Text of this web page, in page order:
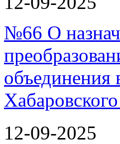
№66 О
объединения
12-09-2025